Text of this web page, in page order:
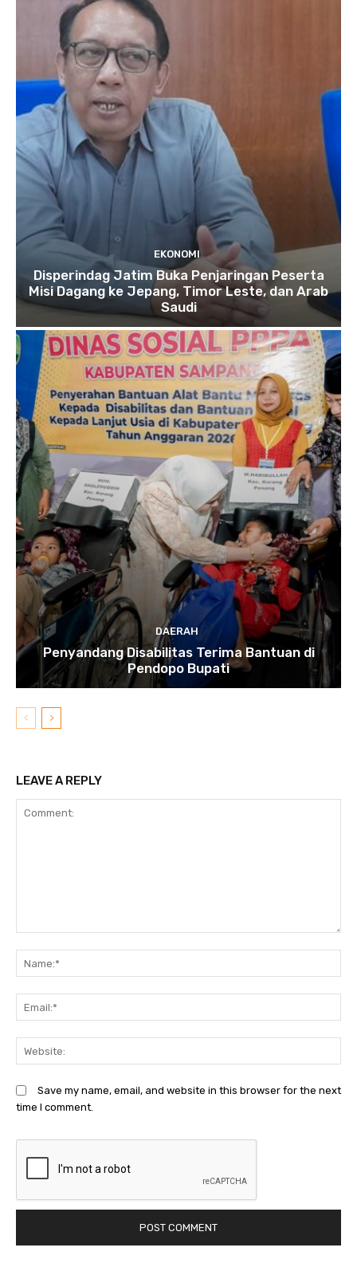
EKONOMI
Disperindag Jatim Buka Penjaringan Peserta
Misi Dagang ke Jepang, Timor Leste, dan Arab
Saudi
DAERAH
Penyandang Disabilitas Terima Bantuan di
Pendopo Bupati
LEAVE A REPLY
Save my name, email, and website in this browser for the next
time I comment.